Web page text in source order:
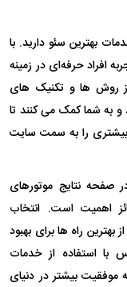
بهترین سئو دارید. با
حرفه‌ای در زمینه
از روش‌ ها و تکنیک‌ های
و به شما کمک می‌ کنند تا
بیشتری را به سمت سایت
صفحه نتایج موتورهای
اهمیت است. انتخاب
بهترین راه‌ ها برای بهبود
استفاده از خدمات
موفقیت بیشتر در دنیای